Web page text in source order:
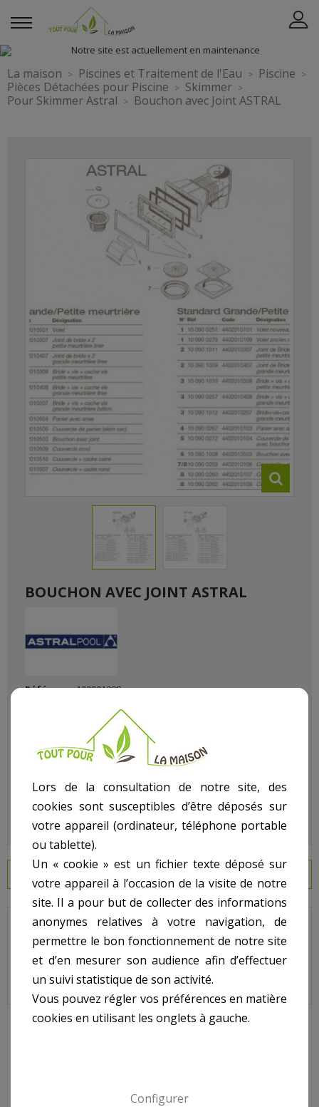
La maison Piscines et Traitement de l'Eau
Piscine
Pièces Détachées pour Piscine
Skimmer
Pour Skimmer Astral
Bouchon avec Joint ASTRAL
BOUCHON AVEC JOINT ASTRAL
Référence100901008
Bouchon avec joint ASTRAL.
Bouchon avec Joint ASTRAL, 4402010503
Lors de la consultation de notre site, des
cookies sont susceptibles d’être déposés sur
votre appareil (ordinateur, téléphone portable
ou tablette).
Un « cookie » est un fichier texte déposé sur
votre appareil à l’occasion de la visite de notre
site. Il a pour but de collecter des informations
anonymes relatives à votre navigation, de
permettre le bon fonctionnement de notre site
et d’en mesurer son audience afin d’effectuer
un suivi statistique de son activité.
Vous pouvez régler vos préférences en matière
cookies en utilisant les onglets à gauche.
Configurer